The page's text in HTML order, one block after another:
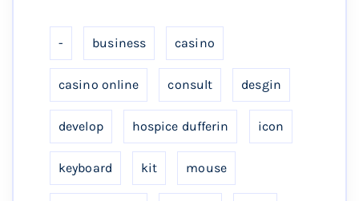
- business casino
casino online consult desgin
develop hospice dufferin icon
keyboard kit mouse